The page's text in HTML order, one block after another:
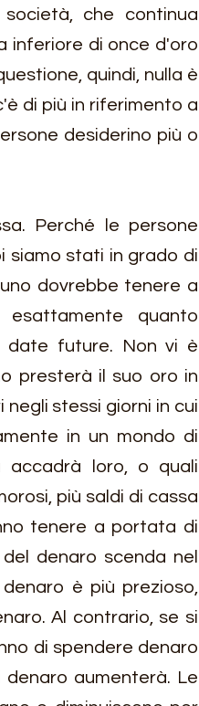
che continua
inferiore di once d'oro
quindi, nulla è
di più in riferimento a
desiderino più o
Perché le persone
siamo stati in grado di
dovrebbe tenere a
quanto
date future. Non vi è
presterà il suo oro in
stessi giorni in cui
in un mondo di
accadrà loro, o quali
più saldi di cassa
tenere a portata di
denaro scenda nel
è più prezioso,
Al contrario, se si
di spendere denaro
aumenterà. Le